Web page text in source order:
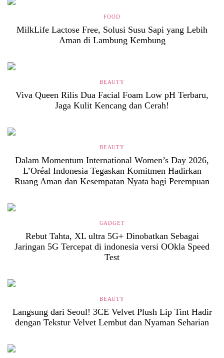
FOOD
MilkLife Lactose Free, Solusi Susu Sapi yang Lebih
Aman di Lambung Kembung
BEAUTY
Viva Queen Rilis Dua Facial Foam Low pH Terbaru,
Jaga Kulit Kencang dan Cerah!
BEAUTY
Dalam Momentum International Women’s Day 2026,
L’Oréal Indonesia Tegaskan Komitmen Hadirkan
Ruang Aman dan Kesempatan Nyata bagi Perempuan
GADGET
Rebut Tahta, XL ultra 5G+ Dinobatkan Sebagai
Jaringan 5G Tercepat di indonesia versi OOkla Speed
Test
BEAUTY
Langsung dari Seoul! 3CE Velvet Plush Lip Tint Hadir
dengan Tekstur Velvet Lembut dan Nyaman Seharian